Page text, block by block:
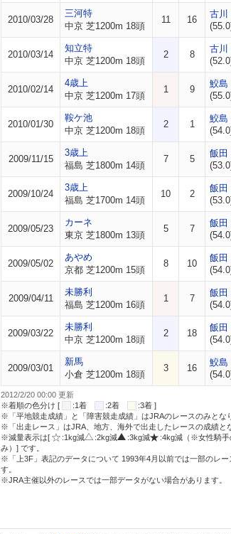
2010/03/28
三河特
中京 芝1200m 18頭
11 16
古川
2010/03/14
知立特
中京 芝1200m 18頭
2 8
古川
2010/02/14
4歳上
中京 芝1200m 17頭
1 9
鮫島
2010/01/30
鞍ケ池
中京 芝1200m 18頭
2 1
鮫島
2009/11/15
3歳上
福島 芝1800m 14頭
7 5
飯田
2009/10/24
3歳上
福島 芝1700m 14頭
10 2
飯田
2009/05/23
カーネ
東京 芝1800m 13頭
5 7
飯田
2009/05/02
あやめ
京都 芝1200m 15頭
8 10
飯田
2009/04/11
未勝利
福島 芝1200m 16頭
1 7
飯田
2009/03/22
未勝利
中京 芝1200m 18頭
2 18
飯田
2009/03/01
新馬
小倉 芝1200m 18頭
3 16
鮫島
2012/2/20 00:00 更新
※着順の色分け [
:1着 :2着
:3着 ]
※「平地競走成績」と「障害競走成績」はJRAのレースのみとな
※「出走レース」はJRA、地方、海外で出走したレースの成績と
※減量表示は[
:1kg減 :2kg減 :3kg減 :4kg減（※女性騎手
み）] です。
※「上3F」表記のデータについて 1993年4月以前では一部のレ
す。
※JRA主催以外のレースでは一部データがない場合があります。